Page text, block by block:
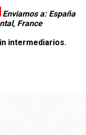
Enviamos a: España
France
intermediarios.